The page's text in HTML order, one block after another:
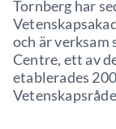
Tornberg har
och är
Centre, ett av
etablerades